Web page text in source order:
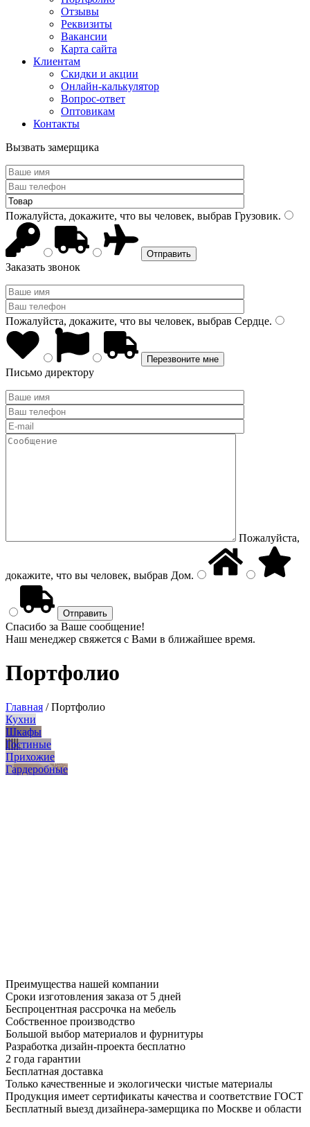
Отзывы
Реквизиты
Вакансии
Карта сайта
Клиентам
Скидки и акции
Онлайн-калькулятор
Вопрос-ответ
Оптовикам
Контакты
Вызвать замерщика
Пожалуйста, докажите, что вы человек, выбрав Грузовик.
Заказать звонок
Пожалуйста, докажите, что вы человек, выбрав Сердце.
Письмо директору
Пожалуйста,
докажите, что вы человек, выбрав Дом.
Спасибо за Ваше сообщение!
Наш менеджер свяжется с Вами в ближайшее время.
Портфолио
Главная /Портфолио
Кухни
Шкафы
Гостиные
Прихожие
Гардеробные
Преимущества нашей компании
Сроки изготовления заказа от 5 дней
Беспроцентная рассрочка на мебель
Собственное производство
Большой выбор материалов и фурнитуры
Разработка дизайн-проекта бесплатно
2 года гарантии
Бесплатная доставка
Только качественные и экологически чистые материалы
Продукция имеет сертификаты качества и соответствие ГОСТ
Бесплатный выезд дизайнера-замерщика по Москве и области